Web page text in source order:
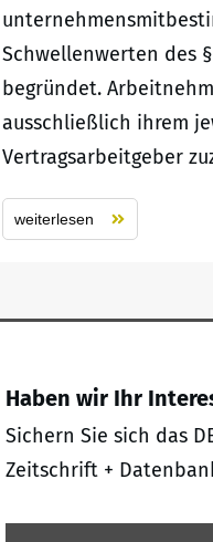
Schwellenwerten des
begründet.
ausschließlich ihrem
Vertragsarbeitgeber
weiterlesen
Haben wir Ihr
Sichern Sie sich das
Zeitschrift +